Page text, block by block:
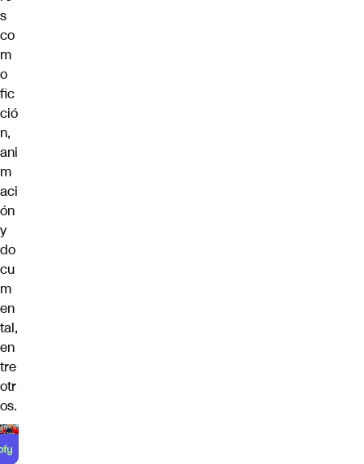
s
co
m
o
fic
ció
n,
ani
m
aci
ón
y
do
cu
m
en
tal,
en
tre
otr
os.